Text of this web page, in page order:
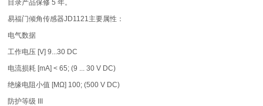
目录产品保修 5 年。
易福门倾角传感器JD1121主要属性：
电气数据
工作电压 [V] 9...30 DC
电流损耗 [mA] < 65; (9 ... 30 V DC)
绝缘电阻小值 [MΩ] 100; (500 V DC)
防护等级 III